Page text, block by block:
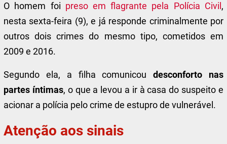
O homem foi preso em flagrante pela Polícia Civil ,
nesta sexta-feira (9), e já responde criminalmente por
outros dois crimes do mesmo tipo, cometidos em
2009 e 2016.
Segundo ela, a filha comunicoudesconforto nas
partes íntimas, o que a levou a ir à casa do suspeito e
acionar a polícia pelo crime de estupro de vulnerável.
Atenção aos sinais